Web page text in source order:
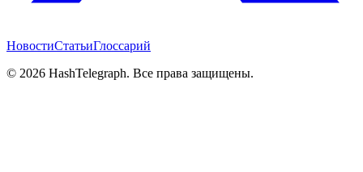
НовостиСтатьиГлоссарий
© 2026 HashTelegraph. Все права защищены.